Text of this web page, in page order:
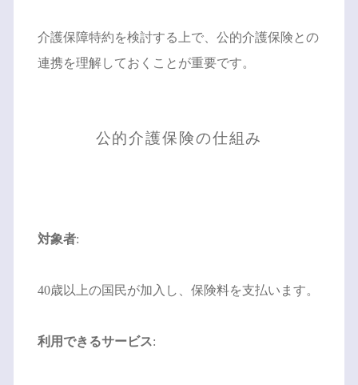
介護保障特約を検討する上で、公的介護保険との
連携を理解しておくことが重要です。
公的介護保険の仕組み
対象者:
40歳以上の国民が加入し、保険料を支払います。
利用できるサービス: